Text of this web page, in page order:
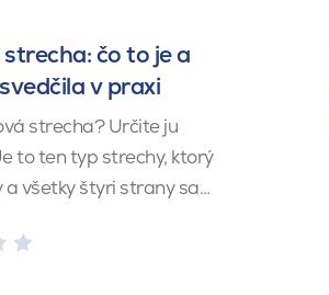
čo to je a
v praxi
strecha? Určite ju
to ten typ strechy, ktorý
všetky štyri strany sa…